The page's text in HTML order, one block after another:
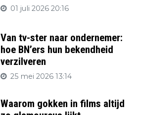
01 juli 2026 20:16
Van tv-ster naar ondernemer:
hoe BN’ers hun bekendheid
verzilveren
25 mei 2026 13:14
Waarom gokken in films altijd